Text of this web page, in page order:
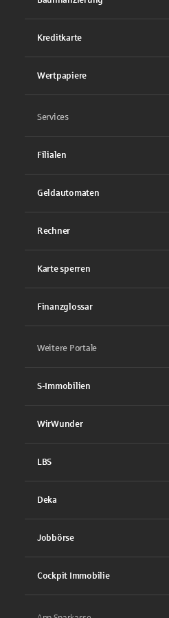
Kreditkarte
Wertpapiere
Services
Filialen
Geldautomaten
Rechner
Karte sperren
Finanzglossar
Weitere Portale
S-Immobilien
WirWunder
LBS
Deka
Jobbörse
Cockpit Immobilie